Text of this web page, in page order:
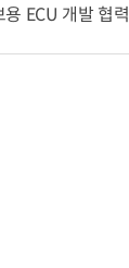
ECU 개발 협력